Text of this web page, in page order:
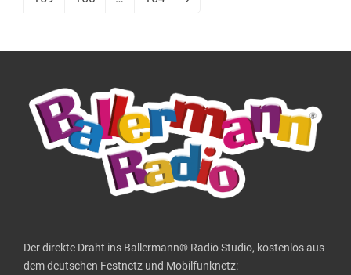
Seite Seite Seite Vorwärts
Der direkte Draht ins Ballermann® Radio Studio, kostenlos aus
dem deutschen Festnetz und Mobilfunknetz: